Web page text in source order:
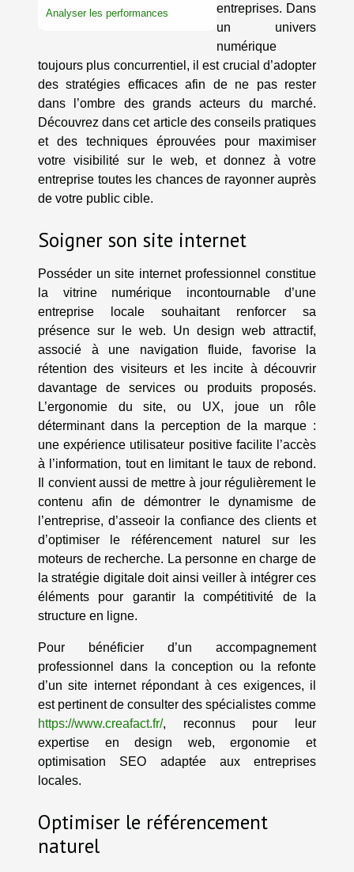
Analyser les performances
entreprises. Dans
un univers
numérique
toujours plus concurrentiel, il est crucial d’adopter
des stratégies efficaces afin de ne pas rester
dans l’ombre des grands acteurs du marché.
Découvrez dans cet article des conseils pratiques
et des techniques éprouvées pour maximiser
votre visibilité sur le web, et donnez à votre
entreprise toutes les chances de rayonner auprès
de votre public cible.
Soigner son site internet
Posséder un site internet professionnel constitue
la vitrine numérique incontournable d’une
entreprise locale souhaitant renforcer sa
présence sur le web. Un design web attractif,
associé à une navigation fluide, favorise la
rétention des visiteurs et les incite à découvrir
davantage de services ou produits proposés.
L’ergonomie du site, ou UX, joue un rôle
déterminant dans la perception de la marque :
une expérience utilisateur positive facilite l’accès
à l’information, tout en limitant le taux de rebond.
Il convient aussi de mettre à jour régulièrement le
contenu afin de démontrer le dynamisme de
l’entreprise, d’asseoir la confiance des clients et
d’optimiser le référencement naturel sur les
moteurs de recherche. La personne en charge de
la stratégie digitale doit ainsi veiller à intégrer ces
éléments pour garantir la compétitivité de la
structure en ligne.
Pour bénéficier d’un accompagnement
professionnel dans la conception ou la refonte
d’un site internet répondant à ces exigences, il
est pertinent de consulter des spécialistes comme
https://www.creafact.fr/, reconnus pour leur
expertise en design web, ergonomie et
optimisation SEO adaptée aux entreprises
locales.
Optimiser le référencement
naturel